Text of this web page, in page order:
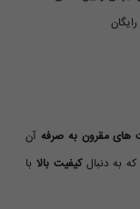
های مقرون به صرفه آن
به دنبالکیفیت بالا با